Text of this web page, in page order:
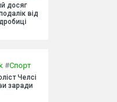
досяг
від
#Спорт
Челсі
заради